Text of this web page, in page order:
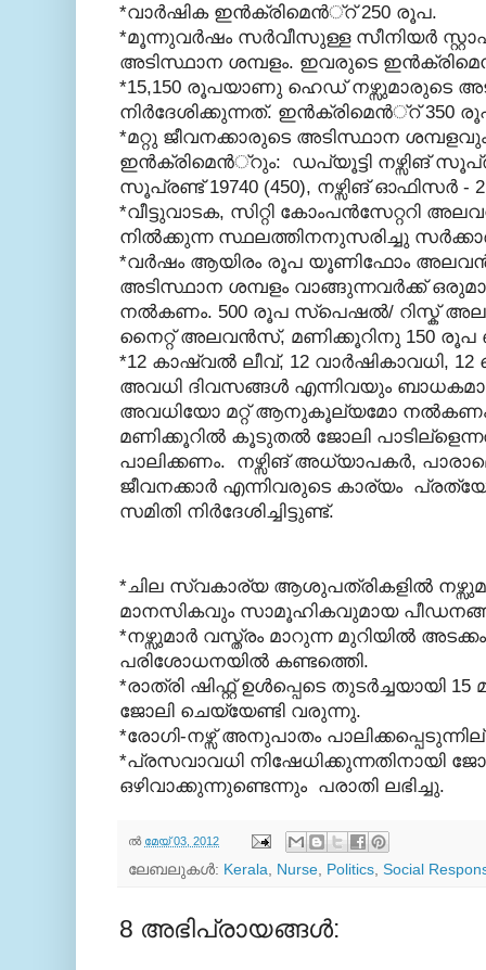
*വാര്‍ഷിക ഇന്‍ക്രിമെന്‍്റ് 250 രൂപ.
*മൂന്നുവര്‍ഷം സര്‍വീസുള്ള സീനിയര്‍
അടിസ്ഥാന ശമ്പളം. ഇവരുടെ
*15,150 രൂപയാണു ഹെഡ് നഴ്സുമാരുടെ
നിര്‍ദേശിക്കുന്നത്. ഇന്‍ക്രിമെന്‍്റ് 350
*മറ്റു ജീവനക്കാരുടെ അടിസ്ഥാന ശമ്പളവും
ഇന്‍ക്രിമെന്‍്റും: ഡപ്യൂട്ടി നഴ്സിങ്
സൂപ്രണ്ട് 19740 (450), നഴ്സിങ് ഓഫിസര്‍ -
*വീട്ടുവാടക, സിറ്റി കോംപന്‍സേറ്ററി
നില്‍ക്കുന്ന സ്ഥലത്തിനനുസരിച്ചു
*വര്‍ഷം ആയിരം രൂപ യൂണിഫോം
അടിസ്ഥാന ശമ്പളം വാങ്ങുന്നവര്‍ക്ക്
നല്‍കണം. 500 രൂപ സ്പെഷല്‍/ റിസ്ക്
നൈറ്റ് അലവന്‍സ്, മണിക്കൂറിനു 150
*12 കാഷ്വല്‍ ലീവ്, 12 വാര്‍ഷികാവധി,
അവധി ദിവസങ്ങള്‍ എന്നിവയും
അവധിയോ മറ്റ് ആനുകൂല്യമോ
മണിക്കൂറില്‍ കൂടുതല്‍ ജോലി
പാലിക്കണം. നഴ്സിങ് അധ്യാപകര്‍,
ജീവനക്കാര്‍ എന്നിവരുടെ കാര്യം
സമിതി നിര്‍ദേശിച്ചിട്ടുണ്ട്.
*ചില സ്വകാര്യ ആശുപത്രികളില്‍
മാനസികവും സാമൂഹികവുമായ
*നഴ്സുമാര്‍ വസ്ത്രം മാറുന്ന മുറിയില്‍
പരിശോധനയില്‍ കണ്ടത്തെി.
*രാത്രി ഷിഫ്റ്റ് ഉള്‍പ്പെടെ തുടര്‍ച്ചയായി
ജോലി ചെയ്യേണ്ടി വരുന്നു.
*രോഗി-നഴ്സ് അനുപാതം
*പ്രസവാവധി നിഷേധിക്കുന്നതിനായി
ഒഴിവാക്കുന്നുണ്ടെന്നും പരാതി ലഭിച്ചു.
ല്‍ മേയ് 03, 2012
ലേബലുകള്‍: Kerala, Nurse, Politics, Social
8 അഭിപ്രായങ്ങൾ: